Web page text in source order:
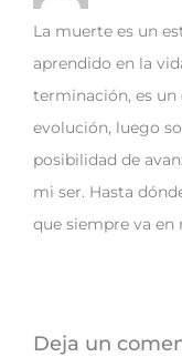
La muerte es un
aprendido en la
terminación, es un
evolución, luego
posibilidad de
mi ser. Hasta
que siempre va en
Deja un